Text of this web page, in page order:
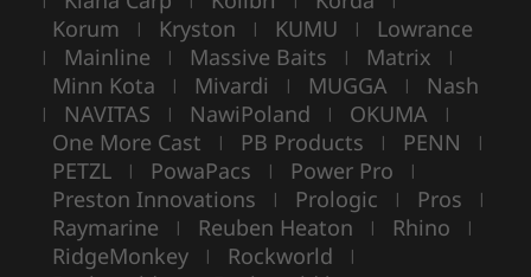
Korum | Kryston | KUMU | Lowrance
| Mainline | Massive Baits | Matrix |
Minn Kota | Mivardi | MUGGA | Nash
| NAVITAS | NawiPoland | OKUMA |
One More Cast | PB Products | PENN |
PETZL | PowaPacs | Power Pro |
Preston Innovations | Prologic | Pros |
Raymarine | Reuben Heaton | Rhino |
RidgeMonkey | Rockworld |